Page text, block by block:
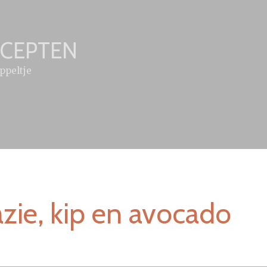
kip en avocado